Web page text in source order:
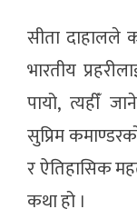
सीता
भारतीय
पायो, त्यहीँ
सुप्रिम
र ऐतिहासिक
कथा हो ।